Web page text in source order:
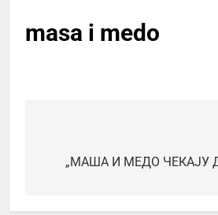
masa i medo
чланка
„МАША И МЕДО ЧЕКАЈУ